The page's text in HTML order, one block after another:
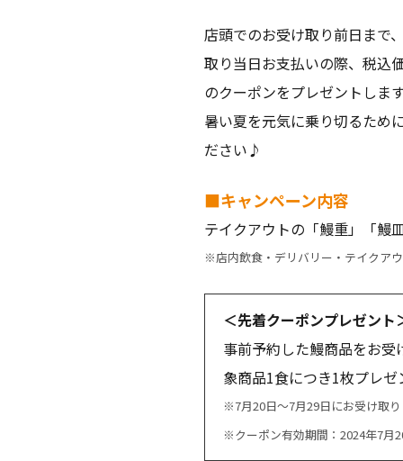
店頭でのお受け取り前日まで
取り当日お支払いの際、税込
のクーポンをプレゼントしま
暑い夏を元気に乗り切るため
ださい♪
■キャンペーン内容
テイクアウトの「鰻重」「鰻
※店内飲食・デリバリー・テイクア
＜先着クーポンプレゼント
事前予約した鰻商品をお
象商品1食につき1枚プレゼ
※7月20日～7月29日にお受け取
※クーポン有効期間：2024年7月